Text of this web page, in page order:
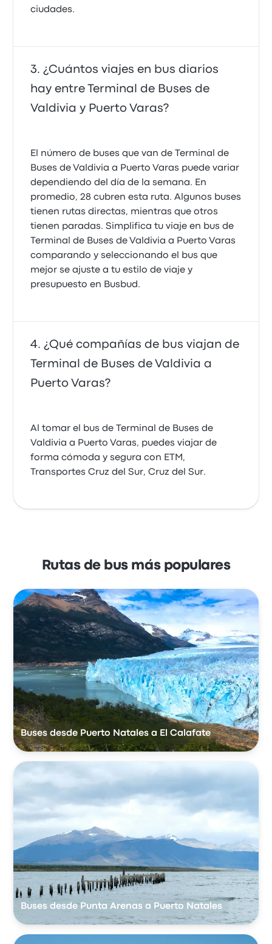
ciudades.
¿Cuántos viajes en bus diarios
hay entre Terminal de Buses de
Valdivia y Puerto Varas?
El número de buses que van de Terminal de
Buses de Valdivia a Puerto Varas puede variar
dependiendo del día de la semana. En
promedio, 28 cubren esta ruta. Algunos buses
tienen rutas directas, mientras que otros
tienen paradas. Simplifica tu viaje en bus de
Terminal de Buses de Valdivia a Puerto Varas
comparando y seleccionando el bus que
mejor se ajuste a tu estilo de viaje y
presupuesto en Busbud.
¿Qué compañías de bus viajan de
Terminal de Buses de Valdivia a
Puerto Varas?
Al tomar el bus de Terminal de Buses de
Valdivia a Puerto Varas, puedes viajar de
forma cómoda y segura con ETM,
Transportes Cruz del Sur, Cruz del Sur.
Rutas de bus más populares
Buses desde Puerto Natales a El Calafate
Buses desde Punta Arenas a Puerto Natales